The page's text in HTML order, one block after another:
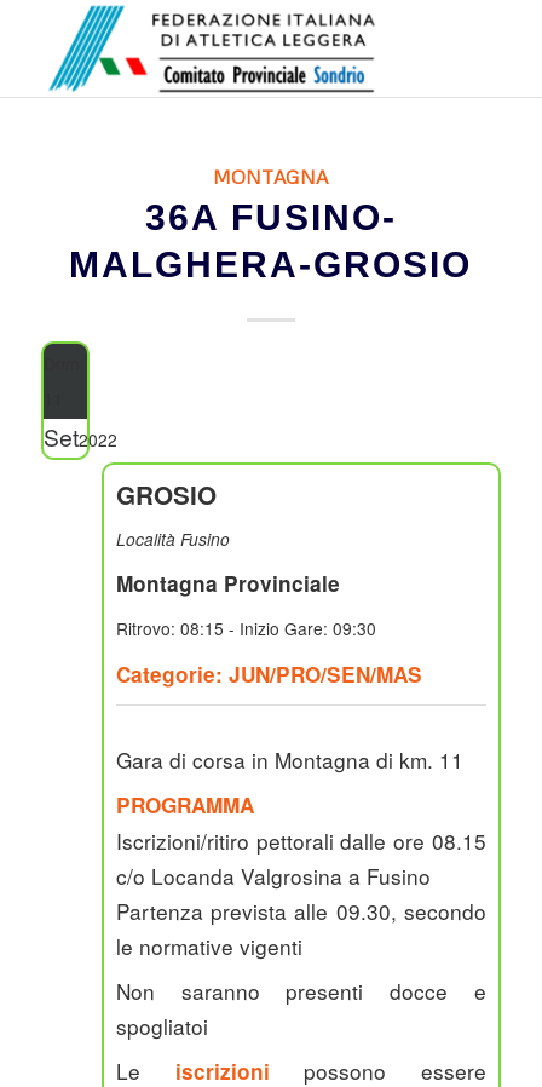
MONTAGNA
36A FUSINO-
MALGHERA-GROSIO
Set2022
GROSIO
Località Fusino
Montagna Provinciale
Ritrovo: 08:15 - Inizio Gare: 09:30
Categorie: JUN/PRO/SEN/MAS
Gara di corsa in Montagna di km. 11
PROGRAMMA
Iscrizioni/ritiro pettorali dalle ore 08.15
c/o Locanda Valgrosina a Fusino
Partenza prevista alle 09.30, secondo
le normative vigenti
Non saranno presenti docce e
spogliatoi
Le iscrizioni possono essere